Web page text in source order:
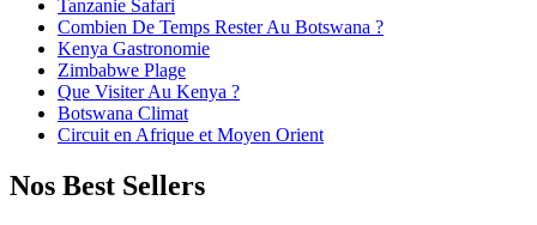
Tanzanie Safari
Combien De Temps Rester Au Botswana ?
Kenya Gastronomie
Zimbabwe Plage
Que Visiter Au Kenya ?
Botswana Climat
Circuit en Afrique et Moyen Orient
Nos Best Sellers